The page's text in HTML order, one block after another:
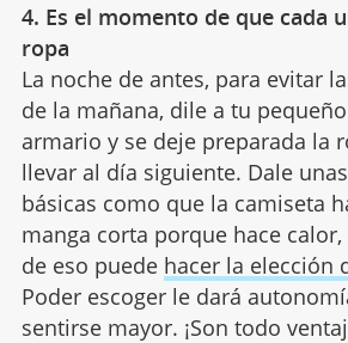
4. Es el momento de que cada
ropa
La noche de antes, para evitar
de la mañana, dile a tu
armario y se deje preparada la
llevar al día siguiente. Dale
básicas como que la camiseta
manga corta porque hace
de eso puede hacer la elección
Poder escoger le dará
sentirse mayor. ¡Son todo